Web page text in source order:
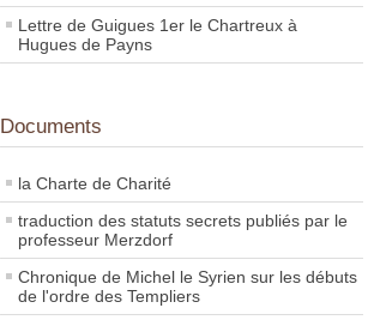
Lettre de Guigues 1er le Chartreux à
Hugues de Payns
Documents
la Charte de Charité
traduction des statuts secrets publiés par le
professeur Merzdorf
Chronique de Michel le Syrien sur les débuts
de l'ordre des Templiers